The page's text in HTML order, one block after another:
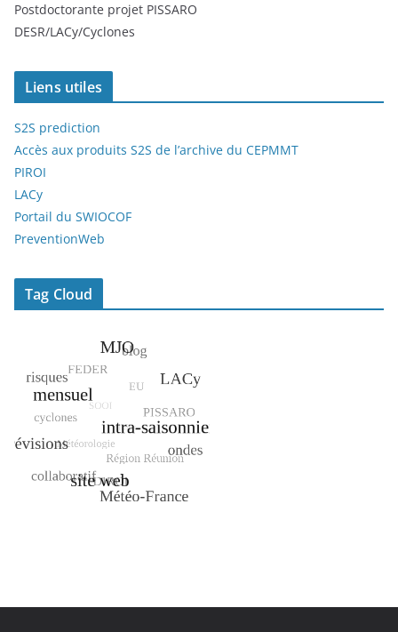
Postdoctorante projet PISSARO
DESR/LACy/Cyclones
Liens utiles
S2S prediction
Accès aux produits S2S de l’archive du CEPMMT
PIROI
LACy
Portail du SWIOCOF
PreventionWeb
Tag Cloud